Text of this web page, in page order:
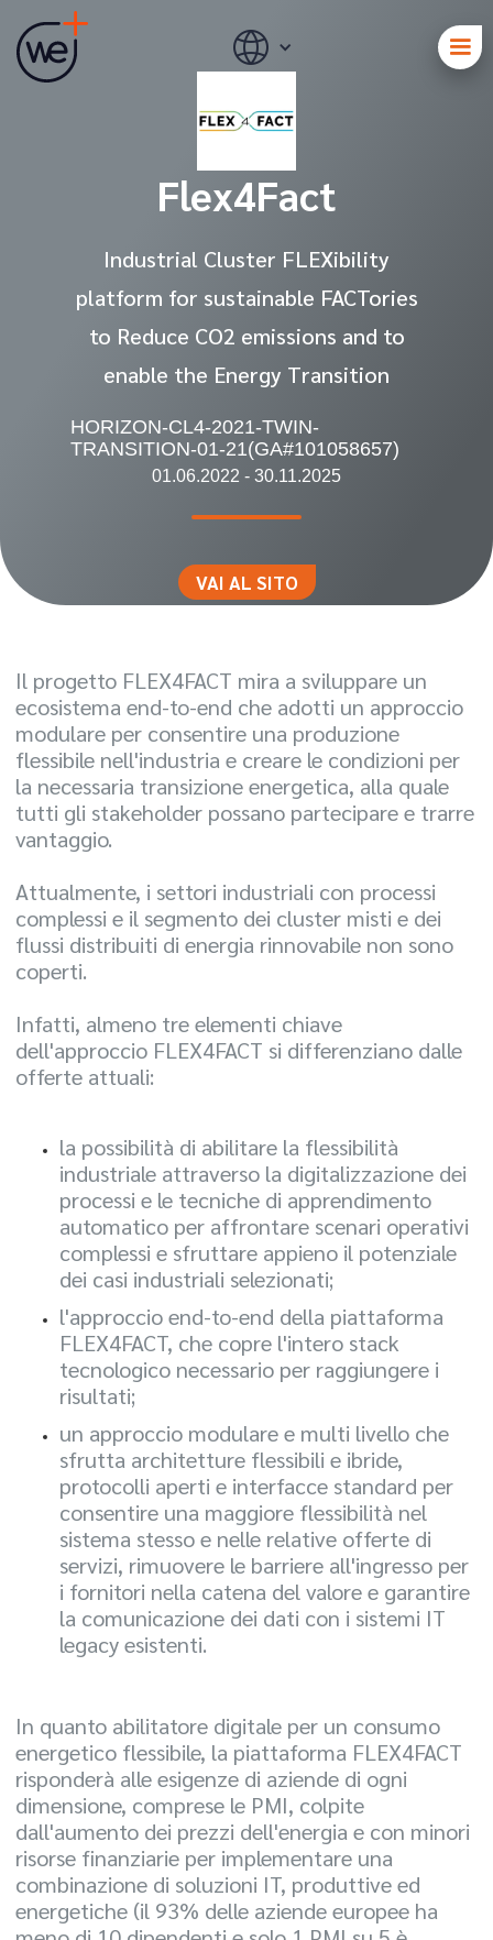
Flex4Fact
Industrial Cluster FLEXibility
platform for sustainable FACTories
to Reduce CO2 emissions and to
enable the Energy Transition
HORIZON-CL4-2021-TWIN-
TRANSITION-01-21(GA#101058657)
01.06.2022 - 30.11.2025
VAI AL SITO
Il progetto FLEX4FACT mira a sviluppare un
ecosistema end-to-end che adotti un approccio
modulare per consentire una produzione
flessibile nell'industria e creare le condizioni per
la necessaria transizione energetica, alla quale
tutti gli stakeholder possano partecipare e trarre
vantaggio.
Attualmente, i settori industriali con processi
complessi e il segmento dei cluster misti e dei
flussi distribuiti di energia rinnovabile non sono
coperti.
Infatti, almeno tre elementi chiave
dell'approccio FLEX4FACT si differenziano dalle
offerte attuali:
la possibilità di abilitare la flessibilità
industriale attraverso la digitalizzazione dei
processi e le tecniche di apprendimento
automatico per affrontare scenari operativi
complessi e sfruttare appieno il potenziale
dei casi industriali selezionati;
l'approccio end-to-end della piattaforma
FLEX4FACT, che copre l'intero stack
tecnologico necessario per raggiungere i
risultati;
un approccio modulare e multi livello che
sfrutta architetture flessibili e ibride,
protocolli aperti e interfacce standard per
consentire una maggiore flessibilità nel
sistema stesso e nelle relative offerte di
servizi, rimuovere le barriere all'ingresso per
i fornitori nella catena del valore e garantire
la comunicazione dei dati con i sistemi IT
legacy esistenti.
In quanto abilitatore digitale per un consumo
energetico flessibile, la piattaforma FLEX4FACT
risponderà alle esigenze di aziende di ogni
dimensione, comprese le PMI, colpite
dall'aumento dei prezzi dell'energia e con minori
risorse finanziarie per implementare una
combinazione di soluzioni IT, produttive ed
energetiche (il 93% delle aziende europee ha